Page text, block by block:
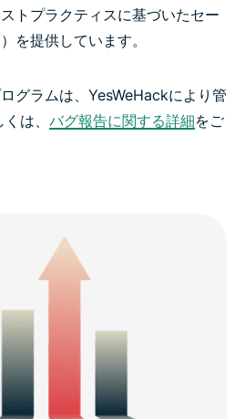
トプラクティスに基づいたセー
を提供しています。
グラムは、YesWeHackにより管
は、 バグ報告に関する詳細をご